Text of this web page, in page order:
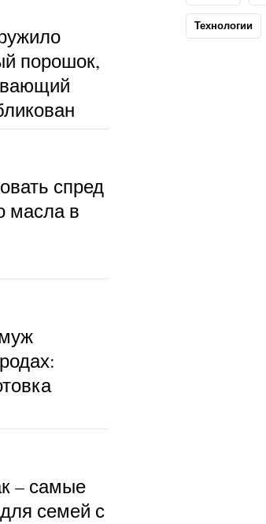
порошок,
спред
масла в
– самые
семей с
Технологии